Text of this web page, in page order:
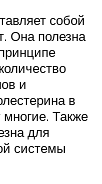
собой
Она полезна
и
в
Также
для
системы